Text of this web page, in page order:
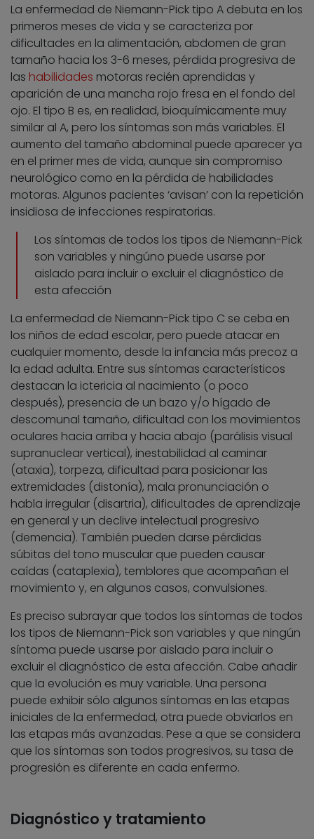
La enfermedad de Niemann-Pick tipo A debuta en los
primeros meses de vida y se caracteriza por
dificultades en la alimentación, abdomen de gran
tamaño hacia los 3-6 meses, pérdida progresiva de
las habilidades motoras recién aprendidas y
aparición de una mancha rojo fresa en el fondo del
ojo. El tipo B es, en realidad, bioquímicamente muy
similar al A, pero los síntomas son más variables. El
aumento del tamaño abdominal puede aparecer ya
en el primer mes de vida, aunque sin compromiso
neurológico como en la pérdida de habilidades
motoras. Algunos pacientes ‘avisan’ con la repetición
insidiosa de infecciones respiratorias.
Los síntomas de todos los tipos de Niemann-Pick
son variables y ningúno puede usarse por
aislado para incluir o excluir el diagnóstico de
esta afección
La enfermedad de Niemann-Pick tipo C se ceba en
los niños de edad escolar, pero puede atacar en
cualquier momento, desde la infancia más precoz a
la edad adulta. Entre sus síntomas característicos
destacan la ictericia al nacimiento (o poco
después), presencia de un bazo y/o hígado de
descomunal tamaño, dificultad con los movimientos
oculares hacia arriba y hacia abajo (parálisis visual
supranuclear vertical), inestabilidad al caminar
(ataxia), torpeza, dificultad para posicionar las
extremidades (distonía), mala pronunciación o
habla irregular (disartria), dificultades de aprendizaje
en general y un declive intelectual progresivo
(demencia). También pueden darse pérdidas
súbitas del tono muscular que pueden causar
caídas (cataplexia), temblores que acompañan el
movimiento y, en algunos casos, convulsiones.
Es preciso subrayar que todos los síntomas de todos
los tipos de Niemann-Pick son variables y que ningún
síntoma puede usarse por aislado para incluir o
excluir el diagnóstico de esta afección. Cabe añadir
que la evolución es muy variable. Una persona
puede exhibir sólo algunos síntomas en las etapas
iniciales de la enfermedad, otra puede obviarlos en
las etapas más avanzadas. Pese a que se considera
que los síntomas son todos progresivos, su tasa de
progresión es diferente en cada enfermo.
Diagnóstico y tratamiento